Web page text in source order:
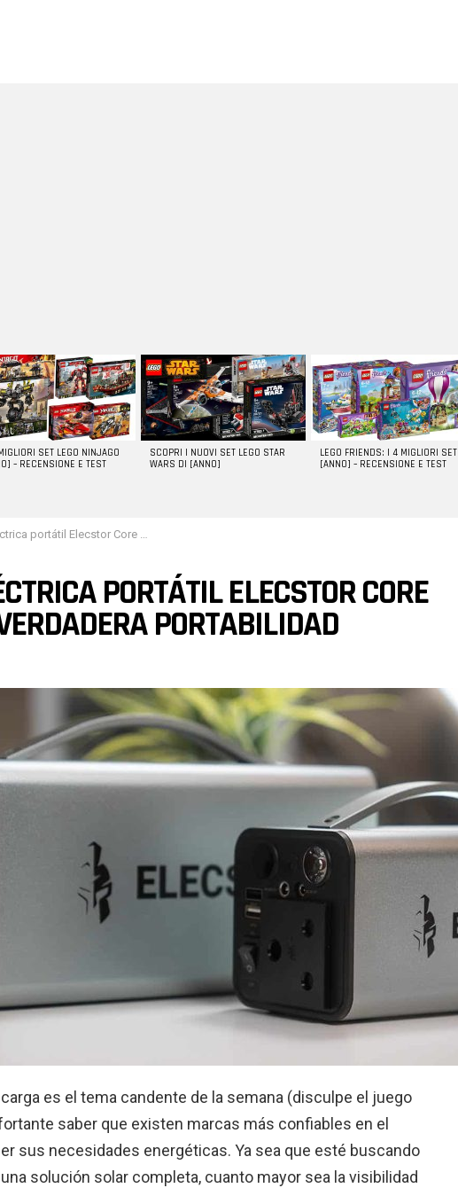
SET LEGO NINJAGO
– RECENSIONE E TEST
SCOPRI I NUOVI SET LEGO STAR
WARS DI [ANNO]
LEGO FRIENDS: I 4 MIGLIORI SET
[ANNO] – RECENSIONE E TEST
Core 314Wh ofrece verdadera portabilidad
PORTÁTIL ELECSTOR CORE
PORTABILIDAD
es el tema candente de la semana (disculpe el juego
saber que existen marcas más confiables en el
sus necesidades energéticas. Ya sea que esté buscando
solución solar completa, cuanto mayor sea la visibilidad